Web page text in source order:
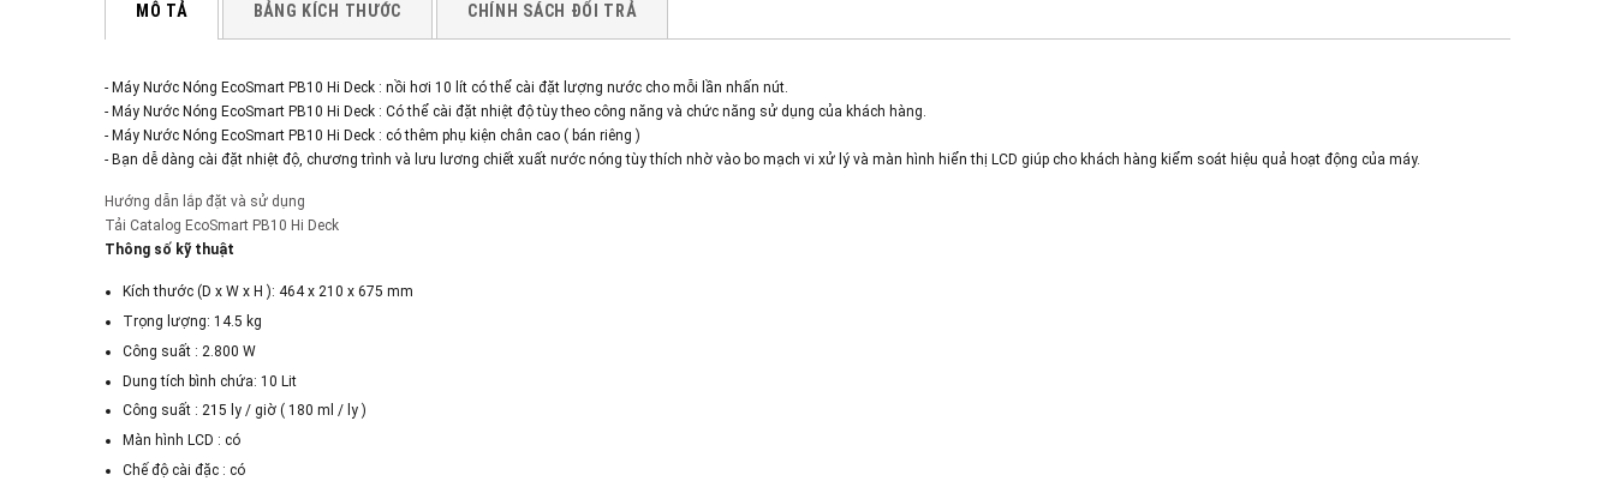
MÔ TẢ BẢNG KÍCH THƯỚC CHÍNH SÁCH ĐỔI TRẢ
- Máy Nước Nóng EcoSmart PB10 Hi Deck : nồi hơi 10 lít có thể cài đặt lượng nước cho mỗi lần nhấn nút.
- Máy Nước Nóng EcoSmart PB10 Hi Deck : Có thể cài đặt nhiệt độ tùy theo công năng và chức năng sử dụng của khách hàng.
- Máy Nước Nóng EcoSmart PB10 Hi Deck : có thêm phụ kiện chân cao ( bán riêng )
- Bạn dễ dàng cài đặt nhiệt độ, chương trình và lưu lương chiết xuất nước nóng tùy thích nhờ vào bo mạch vi xử lý và màn hình hiển thị LCD giúp cho khách hàng kiểm soát hiệu quả hoạt động của máy.
Hướng dẫn lắp đặt và sử dụng
Tải Catalog EcoSmart PB10 Hi Deck
Thông số kỹ thuật
Kích thước (D x W x H ): 464 x 210 x 675 mm
Trọng lượng: 14.5 kg
Công suất : 2.800 W
Dung tích bình chứa: 10 Lit
Công suất : 215 ly / giờ ( 180 ml / ly )
Màn hình LCD : có
Chế độ cài đặc : có